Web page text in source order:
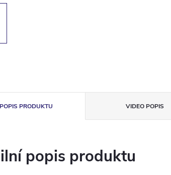
POPIS PRODUKTU VIDEO POPIS
popis produktu